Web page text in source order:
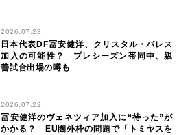
2026.07.28
日本代表DF冨安健洋、クリスタル・パレス
加入の可能性？ プレシーズン帯同中、親
善試合出場の噂も
2026.07.22
冨安健洋のヴェネツィア加入に“待った”が
かかる？ EU圏外枠の問題で「トミヤスを